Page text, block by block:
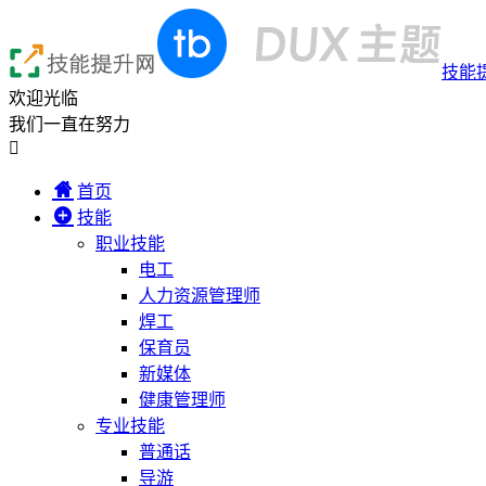
技能
欢迎光临
我们一直在努力

首页
技能
职业技能
电工
人力资源管理师
焊工
保育员
新媒体
健康管理师
专业技能
普通话
导游